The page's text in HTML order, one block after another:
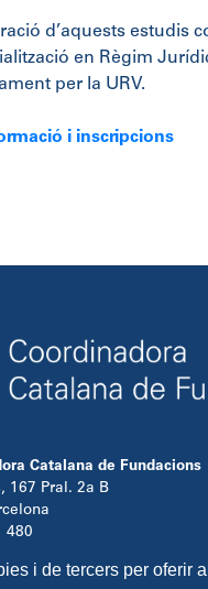
i de tercers per oferir
d’aquests estudis
en Règim
per la URV.
i inscripcions
Catalana de Fundacions
167 Pral. 2a B
480